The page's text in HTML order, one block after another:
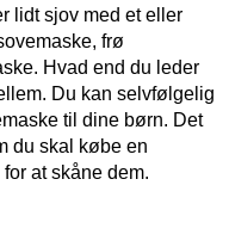
lidt sjov med et eller
frø
Hvad end du leder
Du kan selvfølgelig
til dine børn. Det
du skal købe en
at skåne dem.